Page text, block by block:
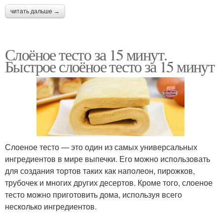
читать дальше →
Слоёное тесто за 15 минут.
Быстрое слоёное тесто за 15 минут
Слоеное тесто — это один из самых универсальных
ингредиентов в мире выпечки. Его можно использовать
для создания тортов таких как наполеон, пирожков,
трубочек и многих других десертов. Кроме того, слоеное
тесто можно приготовить дома, используя всего
несколько ингредиентов.